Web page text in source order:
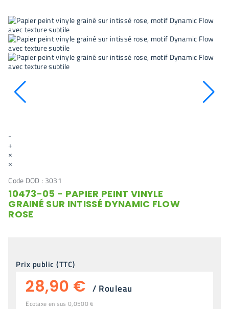
-
+
×
×
Code DOD : 3031
10473-05 - PAPIER PEINT VINYLE
GRAINÉ SUR INTISSÉ DYNAMIC FLOW
ROSE
Prix public (TTC)
28,90 € / Rouleau
Ecotaxe en sus 0,0500 €